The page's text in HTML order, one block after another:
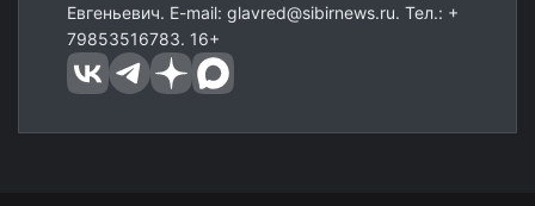
Евгеньевич. E-mail: glavred@sibirnews.ru. Тел.: +
79853516783. 16+